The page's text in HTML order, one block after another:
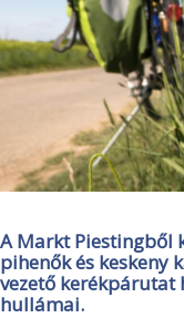
A Markt Piestingből
pihenők és keskeny
vezető kerékpárutat
hullámai.